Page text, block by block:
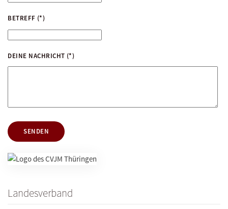
BETREFF (*)
DEINE NACHRICHT (*)
SENDEN
Landesverband